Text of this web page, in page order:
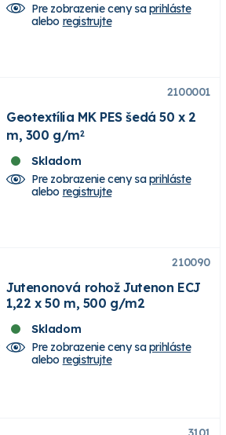
Pre zobrazenie ceny saprihláste
alebo registrujte
2100001
Geotextília MK PES šedá 50 x 2
m, 300 g/m2
Skladom
Pre zobrazenie ceny saprihláste
alebo registrujte
210090
Jutenonová rohož Jutenon ECJ
1,22 x 50 m, 500 g/m2
Skladom
Pre zobrazenie ceny saprihláste
alebo registrujte